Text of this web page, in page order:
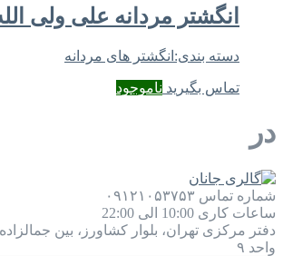
انگشتر مردانه علی ولی
دسته بندی: انگشتر های مردانه
تماس بگیرید ناموجود
در
شماره تماس ۰۹۱۲۱۰۵۳۷۵۳
ساعات کاری 10:00 الی 22:00
دفتر مرکزی
واحد ۹